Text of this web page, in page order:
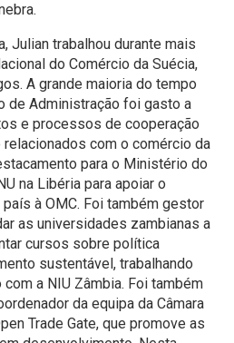
Julian trabalhou durante mais
do Comércio da Suécia,
A grande maioria do tempo
de Administração foi gasto a
e processos de cooperação
com o comércio da
para o Ministério do
na Libéria para apoiar o
à OMC. Foi também gestor
as universidades zambianas a
cursos sobre política
sustentável, trabalhando
a NIU Zâmbia. Foi também
da equipa da Câmara
Trade Gate, que promove as